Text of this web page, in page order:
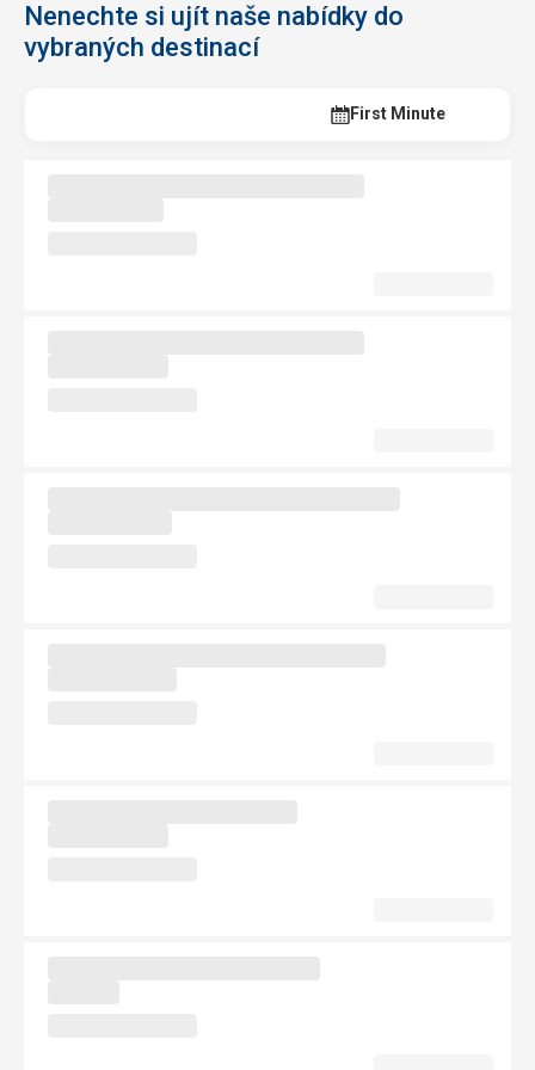
Nenechte si ujít naše nabídky do
vybraných destinací
First Minute